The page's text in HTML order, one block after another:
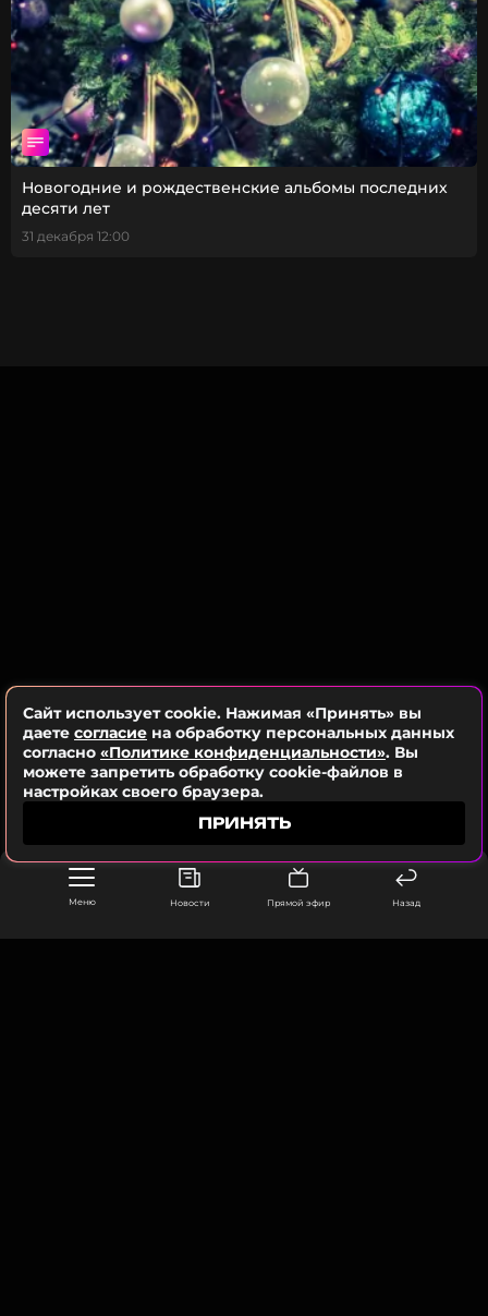
Меню Новости Прямой эфир Назад
Новогодние и рождественские альбомы последних
десяти лет
31 декабря 12:00
Сайт использует cookie. Нажимая «Принять» вы
даете согласие на обработку персональных данных
согласно «Политике конфиденциальности». Вы
можете запретить обработку cookie-файлов в
настройках своего браузера.
ПРИНЯТЬ